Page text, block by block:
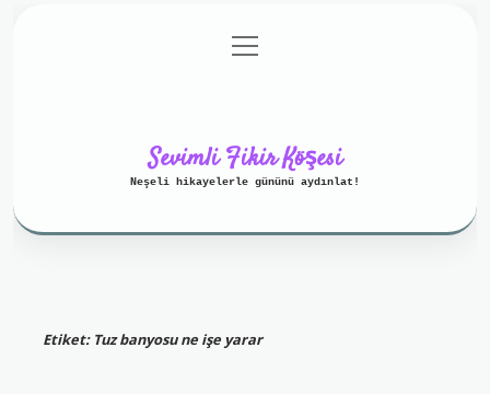
Gizlilik Politikası
menüyü
aç
Sevimli Fikir Köşesi
Neşeli hikayelerle gününü aydınlat!
Etiket: Tuz banyosu ne işe yarar